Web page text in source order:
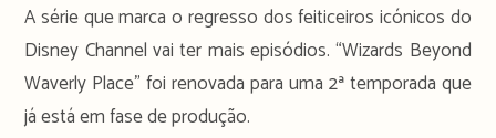
A série que marca o regresso dos feiticeiros icónicos do
Disney Channel vai ter mais episódios. “Wizards Beyond
Waverly Place” foi renovada para uma 2ª temporada que
já está em fase de produção.